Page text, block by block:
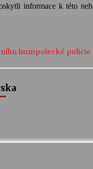
informace k této
humpolecké policie